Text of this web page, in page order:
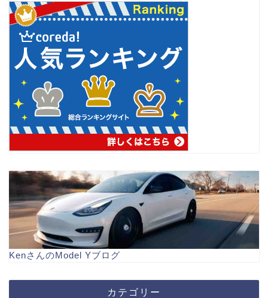
KenさんのModel Yブログ
カテゴリー